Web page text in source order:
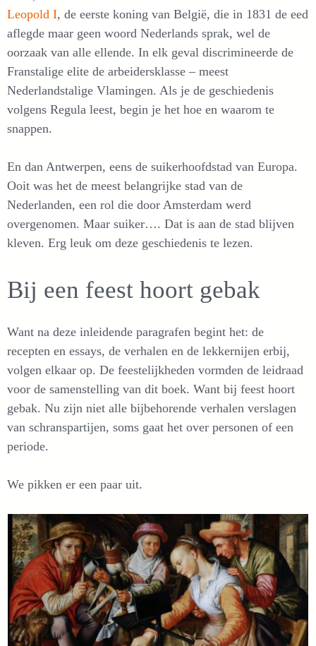
Leopold I, de eerste koning van België, die in 1831 de eed
aflegde maar geen woord Nederlands sprak, wel de
oorzaak van alle ellende. In elk geval discrimineerde de
Franstalige elite de arbeidersklasse – meest
Nederlandstalige Vlamingen. Als je de geschiedenis
volgens Regula leest, begin je het hoe en waarom te
snappen.
En dan Antwerpen, eens de suikerhoofdstad van Europa.
Ooit was het de meest belangrijke stad van de
Nederlanden, een rol die door Amsterdam werd
overgenomen. Maar suiker…. Dat is aan de stad blijven
kleven. Erg leuk om deze geschiedenis te lezen.
Bij een feest hoort gebak
Want na deze inleidende paragrafen begint het: de
recepten en essays, de verhalen en de lekkernijen erbij,
volgen elkaar op. De feestelijkheden vormden de leidraad
voor de samenstelling van dit boek. Want bij feest hoort
gebak. Nu zijn niet alle bijbehorende verhalen verslagen
van schranspartijen, soms gaat het over personen of een
periode.
We pikken er een paar uit.